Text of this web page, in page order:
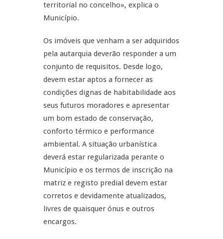
territorial no concelho», explica o
Município.
Os imóveis que venham a ser adquiridos
pela autarquia deverão responder a um
conjunto de requisitos. Desde logo,
devem estar aptos a fornecer as
condições dignas de habitabilidade aos
seus futuros moradores e apresentar
um bom estado de conservação,
conforto térmico e performance
ambiental. A situação urbanística
deverá estar regularizada perante o
Município e os termos de inscrição na
matriz e registo predial devem estar
corretos e devidamente atualizados,
livres de quaisquer ónus e outros
encargos.